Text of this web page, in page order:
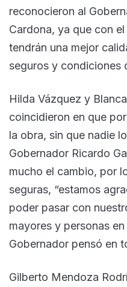
reconocieron al
Cardona, ya que con
tendrán una mejor
seguros y condiciones
Hilda Vázquez y
coincidieron en que
la obra, sin que nadie
Gobernador Ricardo
mucho el cambio, por
seguras, “estamos
poder pasar con
mayores y personas en
Gobernador pensó en
Gilberto Mendoza